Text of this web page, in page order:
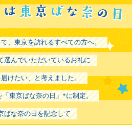
、東京を訪れるすべての方へ。
選んでいただいているお礼に
けたい、と考えました。
「東京ばな奈の日」*に制定。
ばな奈の日を記念して